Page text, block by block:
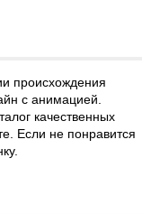
происхождения
с анимацией.
качественных
Если не понравится